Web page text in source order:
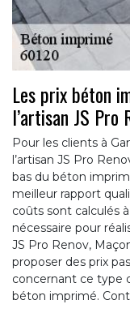
Les prix béton
l’artisan JS Pro
Pour les clients à
l’artisan JS Pro
bas du béton
meilleur rapport
coûts sont calculés
nécessaire pour
JS Pro Renov,
proposer des prix
concernant ce type
béton imprimé.